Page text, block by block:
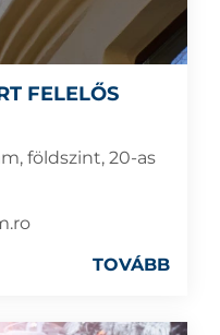
FELELŐS
földszint, 20-as
TOVÁBB